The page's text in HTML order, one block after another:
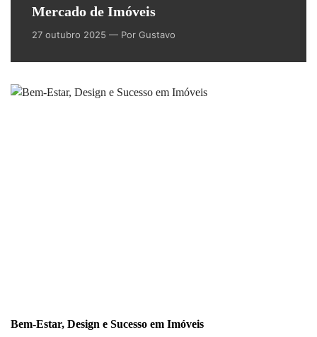
Mercado de Imóveis
27 outubro 2025 — Por Gustavo
Bem-Estar, Design e Sucesso em Imóveis